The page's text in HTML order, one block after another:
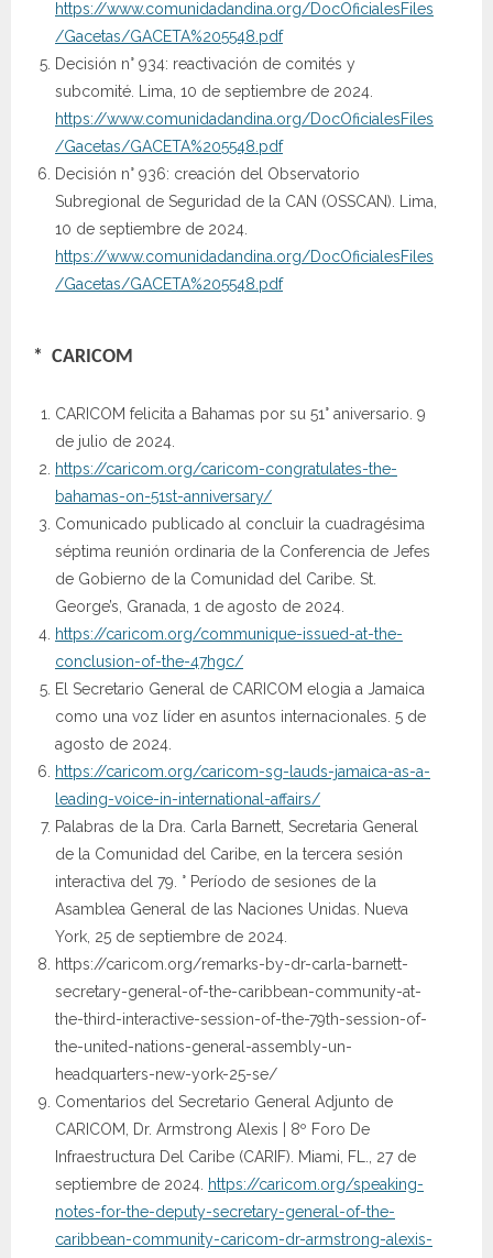
https://www.comunidadandina.org/DocOficialesFiles
/Gacetas/GACETA%205548.pdf
Decisión n° 934: reactivación de comités y
subcomité. Lima, 10 de septiembre de 2024.
https://www.comunidadandina.org/DocOficialesFiles
/Gacetas/GACETA%205548.pdf
Decisión n° 936: creación del Observatorio
Subregional de Seguridad de la CAN (OSSCAN). Lima,
10 de septiembre de 2024.
https://www.comunidadandina.org/DocOficialesFiles
/Gacetas/GACETA%205548.pdf
* CARICOM
CARICOM felicita a Bahamas por su 51° aniversario. 9
de julio de 2024.
https://caricom.org/caricom-congratulates-the-
bahamas-on-51st-anniversary/
Comunicado publicado al concluir la cuadragésima
séptima reunión ordinaria de la Conferencia de Jefes
de Gobierno de la Comunidad del Caribe. St.
George’s, Granada, 1 de agosto de 2024.
https://caricom.org/communique-issued-at-the-
conclusion-of-the-47hgc/
El Secretario General de CARICOM elogia a Jamaica
como una voz líder en asuntos internacionales. 5 de
agosto de 2024.
https://caricom.org/caricom-sg-lauds-jamaica-as-a-
leading-voice-in-international-affairs/
Palabras de la Dra. Carla Barnett, Secretaria General
de la Comunidad del Caribe, en la tercera sesión
interactiva del 79. ° Período de sesiones de la
Asamblea General de las Naciones Unidas. Nueva
York, 25 de septiembre de 2024.
https://caricom.org/remarks-by-dr-carla-barnett-
secretary-general-of-the-caribbean-community-at-
the-third-interactive-session-of-the-79th-session-of-
the-united-nations-general-assembly-un-
headquarters-new-york-25-se/
Comentarios del Secretario General Adjunto de
CARICOM, Dr. Armstrong Alexis | 8º Foro De
Infraestructura Del Caribe (CARIF). Miami, FL., 27 de
septiembre de 2024. https://caricom.org/speaking-
notes-for-the-deputy-secretary-general-of-the-
caribbean-community-caricom-dr-armstrong-alexis-